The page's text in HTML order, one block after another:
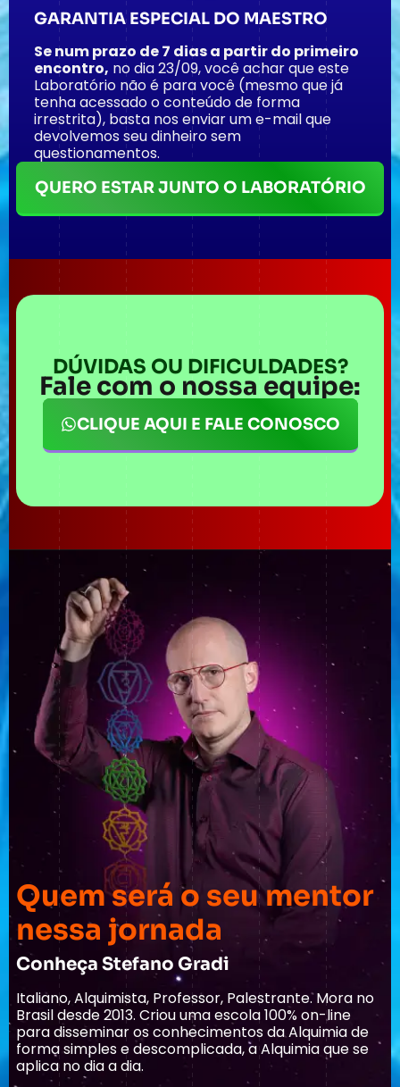
GARANTIA ESPECIAL DO MAESTRO
Se num prazo de 7 dias a partir do primeiro
encontro, no dia 23/09, você achar que este
Laboratório não é para você (mesmo que já
tenha acessado o conteúdo de forma
irrestrita), basta nos enviar um e-mail que
devolvemos seu dinheiro sem
questionamentos.
QUERO ESTAR JUNTO O LABORATÓRIO
DÚVIDAS OU DIFICULDADES?
Fale com o nossa equipe:
CLIQUE AQUI E FALE CONOSCO
Quem será o seu mentor
nessa jornada
Conheça Stefano Gradi
Italiano, Alquimista, Professor, Palestrante. Mora no
Brasil desde 2013. Criou uma escola 100% on-line
para disseminar os conhecimentos da Alquimia de
forma simples e descomplicada, a Alquimia que se
aplica no dia a dia.